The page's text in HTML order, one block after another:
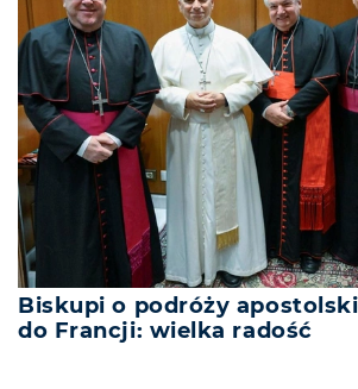
Biskupi o podróży
do Francji: wielka radość